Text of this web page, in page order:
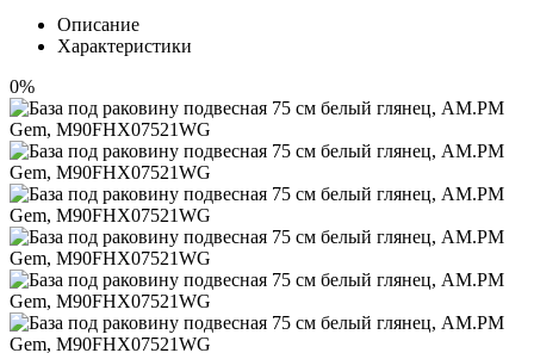
Описание
Характеристики
0%